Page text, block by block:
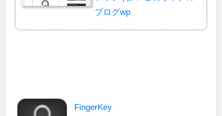
ブログwp
FingerKey